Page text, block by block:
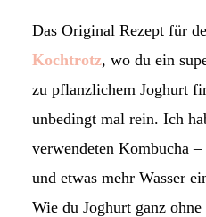
Das Original Rezept für
Kochtrotz, wo du ein
zu pflanzlichem Joghurt
unbedingt mal rein. Ich
verwendeten Kombucha
und etwas mehr Wasser
Wie du Joghurt ganz